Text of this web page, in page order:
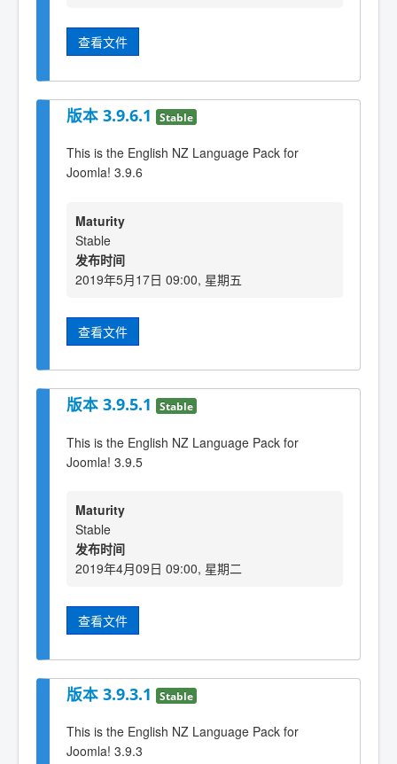
查看文件
版本 3.9.6.1 Stable
This is the English NZ Language Pack for
Joomla! 3.9.6
Maturity
Stable
发布时间
2019年5月17日 09:00, 星期五
查看文件
版本 3.9.5.1 Stable
This is the English NZ Language Pack for
Joomla! 3.9.5
Maturity
Stable
发布时间
2019年4月09日 09:00, 星期二
查看文件
版本 3.9.3.1 Stable
This is the English NZ Language Pack for
Joomla! 3.9.3